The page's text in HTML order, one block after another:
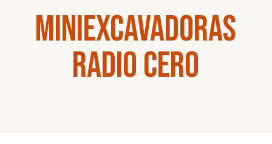
Miniexcavadoras
Radio Cero